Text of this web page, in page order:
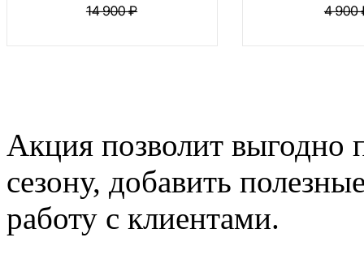
Акция позволит выгодно
сезону, добавить
работу с клиентами.